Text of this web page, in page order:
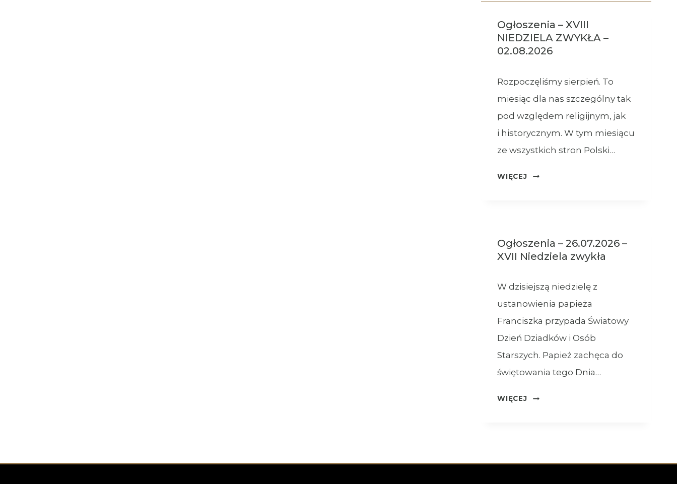
Ogłoszenia – XVIII
NIEDZIELA ZWYKŁA –
02.08.2026
Rozpoczęliśmy sierpień. To
miesiąc dla nas szczególny tak
pod względem religijnym, jak
i historycznym. W tym miesiącu
ze wszystkich stron Polski…
WIĘCEJ
OGŁOSZENIA
–
02.08.2026
Ogłoszenia – 26.07.2026 –
XVII Niedziela zwykła
W dzisiejszą niedzielę z
ustanowienia papieża
Franciszka przypada Światowy
Dzień Dziadków i Osób
Starszych. Papież zachęca do
świętowania tego Dnia…
WIĘCEJ
OGŁOSZENIA
NIEDZIELA